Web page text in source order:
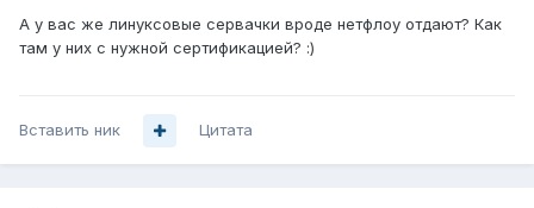
А у вас же линуксовые сервачки вроде нетфлоу отдают? Как
там у них с нужной сертификацией? :)
Вставить ник Цитата